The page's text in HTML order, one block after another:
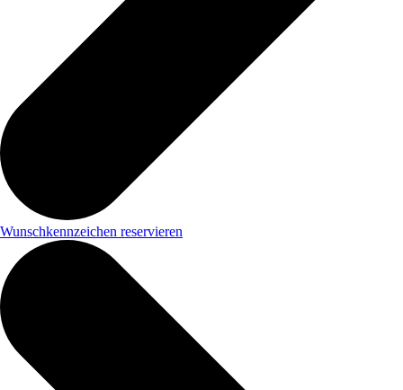
Wunschkennzeichen reservieren